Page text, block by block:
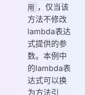
用
，仅当该
方法不修改
lambda表达
式提供的参
数。本例中
的lambda表
达式可以换
为方法引